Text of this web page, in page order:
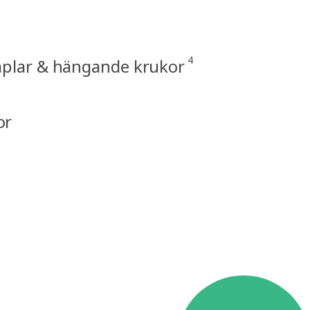
& hängande krukor 4